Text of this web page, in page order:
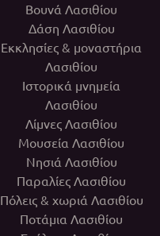
Βουνά Λασιθίου
Δάση Λασιθίου
Εκκλησίες & μοναστήρια
Λασιθίου
Ιστορικά μνημεία
Λασιθίου
Λίμνες Λασιθίου
Μουσεία Λασιθίου
Νησιά Λασιθίου
Παραλίες Λασιθίου
Πόλεις & χωριά Λασιθίου
Ποτάμια Λασιθίου